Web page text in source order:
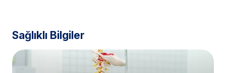
Sağlıklı Bilgiler